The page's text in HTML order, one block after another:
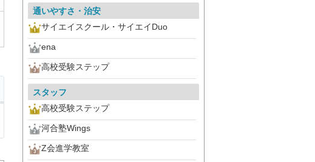
通いやすさ・治安
サイエイスクール・サイエイDuo
ena
高校受験ステップ
スタッフ
高校受験ステップ
河合塾Wings
Z会進学教室